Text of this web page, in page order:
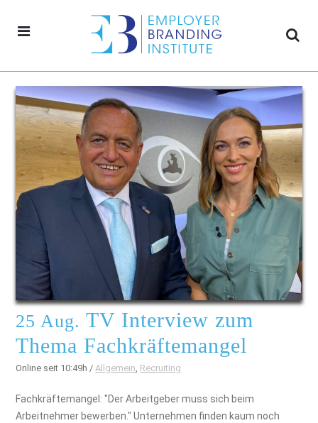
25 Aug. TV Interview zum
Thema Fachkräftemangel
Online seit 10:49h /Allgemein, Recruiting
Fachkräftemangel: "Der Arbeitgeber muss sich beim
Arbeitnehmer bewerben." Unternehmen finden kaum noch